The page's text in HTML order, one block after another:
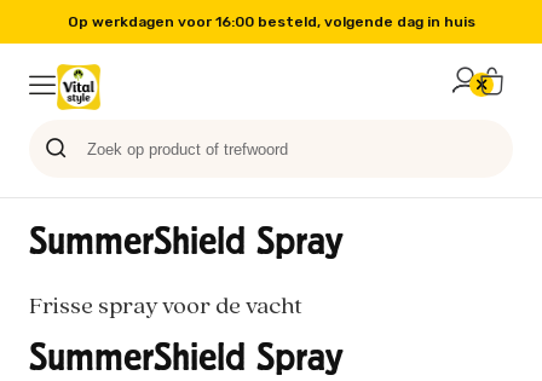
Op werkdagen voor 16:00 besteld, volgende dag in huis
SummerShield Spray
Frisse spray voor de vacht
SummerShield Spray